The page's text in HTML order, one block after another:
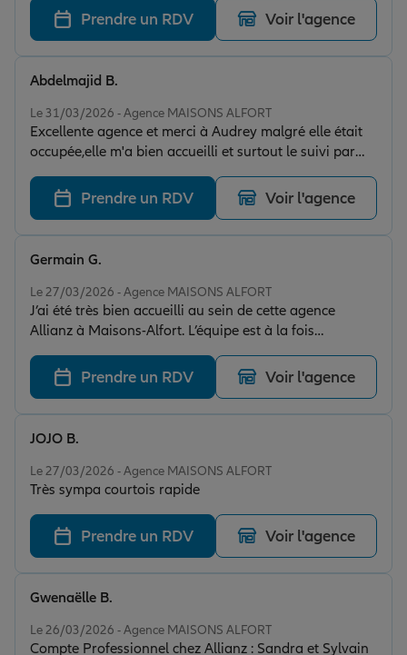
Prendre un RDV Voir l'agence
Le 31/03/2026 - Agence MAISONS ALFORT
Excellente agence et merci à Audrey malgré elle était
occupée,elle m'a bien accueilli et surtout le suivi par
téléphone de Madame Sandrine très réactif
professionnel accueillante. Merci encore
Abdelmajid B.
Prendre un RDV Voir l'agence
Le 27/03/2026 - Agence MAISONS ALFORT
J’ai été très bien accueilli au sein de cette agence
Allianz à Maisons-Alfort. L’équipe est à la fois
chaleureuse, professionnelle et à l’écoute de ses clients.
On sent tout de suite un vrai sérieux et une volonté de
bien faire. Les conseils sont clairs, personnalisés et
donnés avec transparence, ce qui est vraiment
appréciable. Je recommande vivement cette agence
professionnalisme. Une excellente expérience !
Germain G.
Prendre un RDV Voir l'agence
Le 27/03/2026 - Agence MAISONS ALFORT
Très sympa courtois rapide
JOJO B.
Prendre un RDV Voir l'agence
Le 26/03/2026 - Agence MAISONS ALFORT
Compte Professionnel chez Allianz : Sandra et Sylvain
Gwenaëlle B.